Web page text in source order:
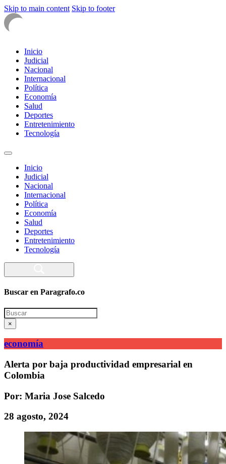
Skip to main content Skip to footer
Inicio
Judicial
Nacional
Internacional
Política
Economía
Salud
Deportes
Entretenimiento
Tecnología
Inicio
Judicial
Nacional
Internacional
Política
Economía
Salud
Deportes
Entretenimiento
Tecnología
Buscar en Paragrafo.co
Search
×
economía
Alerta por baja productividad empresarial en
Colombia
Por: Maria Jose Salcedo
28 agosto, 2024